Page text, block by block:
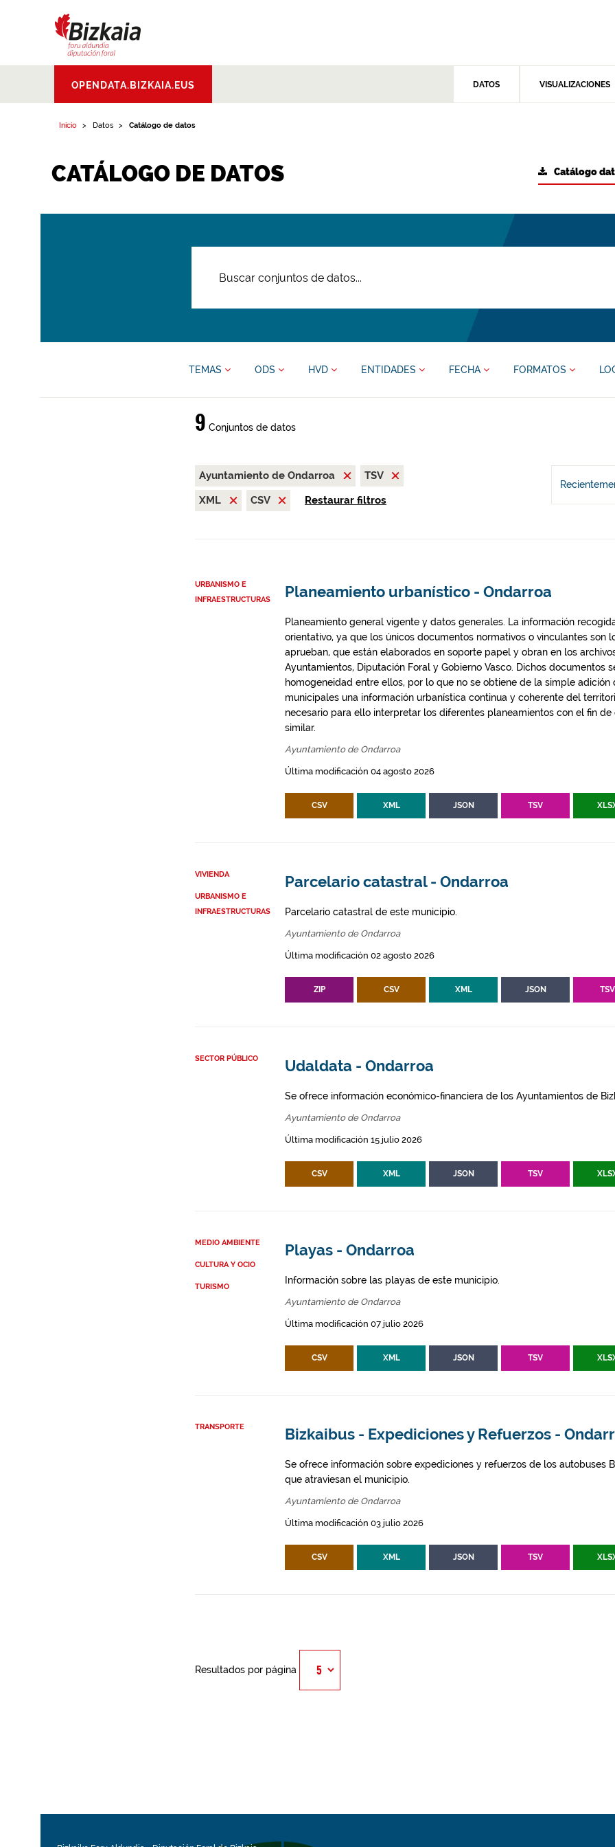
Aldundia.Diputacion
Foral de Bizkaia
OPENDATA.BIZKAIA.EUS DATOS VISUALIZACIONES
Inicio Datos Catálogo de datos
CATÁLOGO DE DATOS Catálogo
TEMAS ODS HVD ENTIDADES FECHA FORMATOS
9 Conjuntos de datos
Ayuntamiento de Ondarroa
TSV
XML
CSV Restaurar filtros
URBANISMO E
INFRAESTRUCTURAS
Planeamiento urbanístico - Ondarroa
Planeamiento general vigente y datos generales. La información
orientativo, ya que los únicos documentos normativos o vinculantes son
aprueban, que están elaborados en soporte papel y obran en los
Ayuntamientos, Diputación Foral y Gobierno Vasco. Dichos documentos
homogeneidad entre ellos, por lo que no se obtiene de la simple adición
municipales una información urbanística continua y coherente del
necesario para ello interpretar los diferentes planeamientos con el fin
similar.
Ayuntamiento de Ondarroa
Última modificación 04 agosto 2026
CSV XML JSON TSV
VIVIENDA
URBANISMO E
INFRAESTRUCTURAS
Parcelario catastral - Ondarroa
Parcelario catastral de este municipio.
Ayuntamiento de Ondarroa
Última modificación 02 agosto 2026
ZIP CSV XML JSON TSV
SECTOR PÚBLICO Udaldata - Ondarroa
Se ofrece información económico-financiera de los Ayuntamientos de
Ayuntamiento de Ondarroa
Última modificación 15 julio 2026
CSV XML JSON TSV
MEDIO AMBIENTE
CULTURA Y OCIO
TURISMO
Playas - Ondarroa
Información sobre las playas de este municipio.
Ayuntamiento de Ondarroa
Última modificación 07 julio 2026
CSV XML JSON TSV
TRANSPORTE Bizkaibus - Expediciones y Refuerzos -
Se ofrece información sobre expediciones y refuerzos de los autobuses
que atraviesan el municipio.
Ayuntamiento de Ondarroa
Última modificación 03 julio 2026
CSV XML JSON TSV
Resultados por página